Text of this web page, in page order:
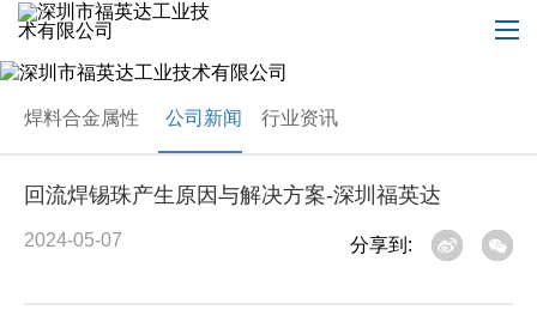
焊料合金属性 公司新闻 行业资讯
回流焊锡珠产生原因与解决方案-深圳福英达
2024-05-07 分享到: